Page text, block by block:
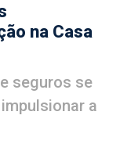
na Casa
seguros se
a